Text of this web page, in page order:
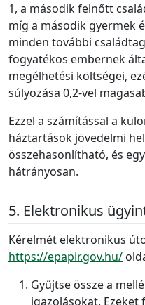
1, a második felnőtt
míg a második gyermek
minden további
fogyatékos embernek
megélhetési költségei,
súlyozása 0,2-vel
Ezzel a számítással a
háztartások jövedelmi
összehasonlítható, és
hátrányosan.
Elektronikus
Kérelmét elektronikus
https://epapir.gov.hu/
Gyűjtse össze a
igazolásokat. Ezeket